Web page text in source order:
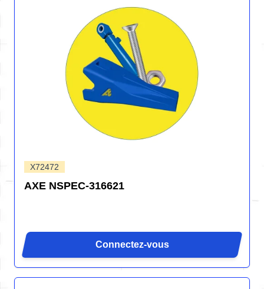
X72472
AXE NSPEC-316621
Connectez-vous